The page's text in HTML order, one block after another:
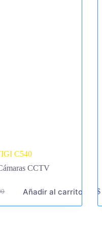
C540
CCTV
Añadir al carrito $